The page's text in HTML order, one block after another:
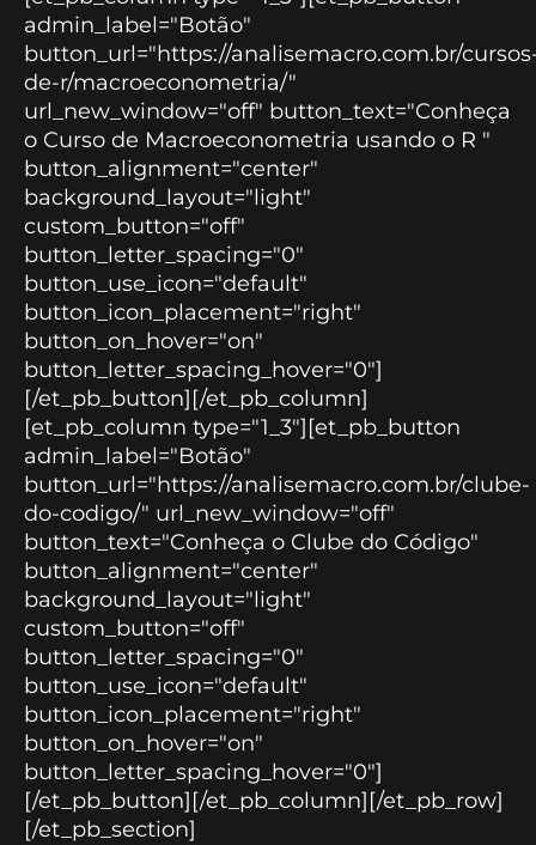
admin_label="Botão"
button_url="https://analisemacro.com.br/
de-r/macroeconometria/"
url_new_window="off" button_text="Conheça
o Curso de Macroeconometria usando o R "
button_alignment="center"
background_layout="light"
custom_button="off"
button_letter_spacing="0"
button_use_icon="default"
button_icon_placement="right"
button_on_hover="on"
button_letter_spacing_hover="0"]
[/et_pb_button][/et_pb_column]
[et_pb_column type="1_3"][et_pb_button
admin_label="Botão"
button_url="https://analisemacro.com.br/clube-
do-codigo/" url_new_window="off"
button_text="Conheça o Clube do Código"
button_alignment="center"
background_layout="light"
custom_button="off"
button_letter_spacing="0"
button_use_icon="default"
button_icon_placement="right"
button_on_hover="on"
button_letter_spacing_hover="0"]
[/et_pb_button][/et_pb_column][/et_pb_row]
[/et_pb_section]